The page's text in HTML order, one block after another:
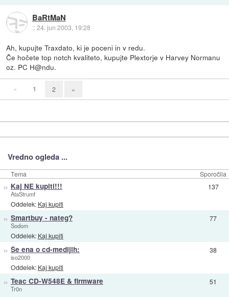
BaRtMaN
::24. jun 2003, 19:28
Ah, kupujte Traxdato, ki je poceni in v redu.
Če hočete top notch kvaliteto, kupujte Plextorje v Harvey Normanu
oz. PC H@ndu.
« 1 2 »
Vredno ogleda ...
Tema Sporočila
» Kaj NE kupiti!!!
AtaStrumf
Oddelek: Kaj kupiti
137
» Smartbuy - nateg?
Sodom
Oddelek: Kaj kupiti
77
» Še ena o cd-medijih:
iso2000
Oddelek: Kaj kupiti
38
» Teac CD-W548E & firmware
Tr0n
51